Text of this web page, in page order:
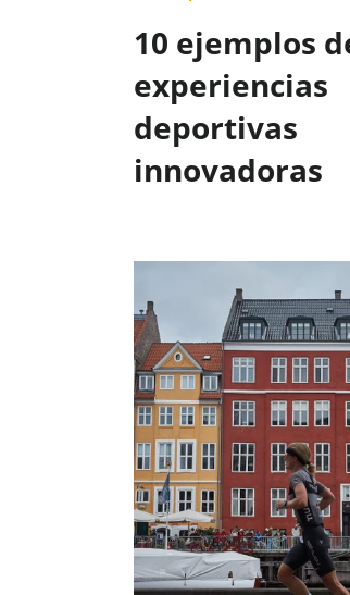
10 ejemplos
experiencias
deportivas
innovadoras